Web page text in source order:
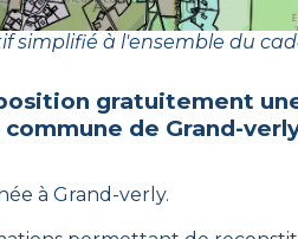
simplifié à l'ensemble du
gratuitement
de Grand-
à Grand-verly.